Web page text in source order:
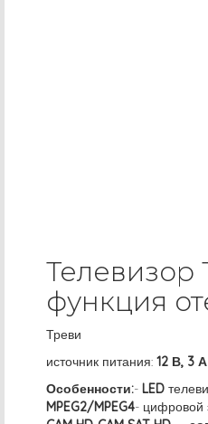
Телевизор
функция
Треви
источник питания: 12 В, 3 А
Особенности:- LED
MPEG2/MPEG4- цифровой